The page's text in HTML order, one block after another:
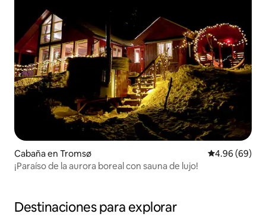
Cabaña en Tromsø Calificación
4.96 (69)
¡Paraíso de la aurora boreal con sauna de lujo!
Destinaciones para explorar